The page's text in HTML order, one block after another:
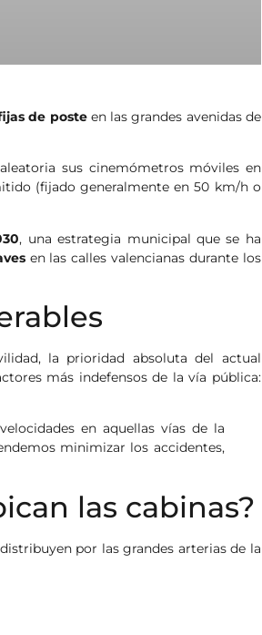
de posteen las grandes avenidas de
sus cinemómetros móviles en
(fijado generalmente en 50 km/h o
, una estrategia municipal que se ha
en las calles valencianas durante los
la prioridad absoluta del actual
más indefensos de la vía pública:
en aquellas vías de la
minimizar los accidentes,
las cabinas?
por las grandes arterias de la